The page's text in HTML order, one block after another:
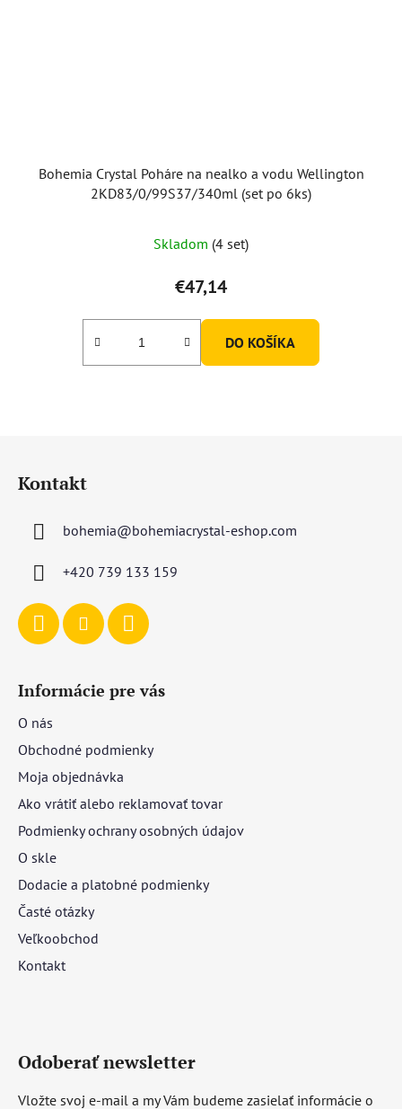
Bohemia Crystal Poháre na nealko a vodu Wellington
2KD83/0/99S37/340ml (set po 6ks)
hodnotenie
produktu
je
5,0
Skladom (4 set)
€47,14
DO KOŠÍKA
Kontakt
bohemia@bohemiacrystal-eshop.com
+420 739 133 159
Informácie pre vás
O nás
Obchodné podmienky
Moja objednávka
Ako vrátiť alebo reklamovať tovar
Podmienky ochrany osobných údajov
O skle
Dodacie a platobné podmienky
Časté otázky
Veľkoobchod
Kontakt
Odoberať newsletter
Vložte svoj e-mail a my Vám budeme zasielať informácie o